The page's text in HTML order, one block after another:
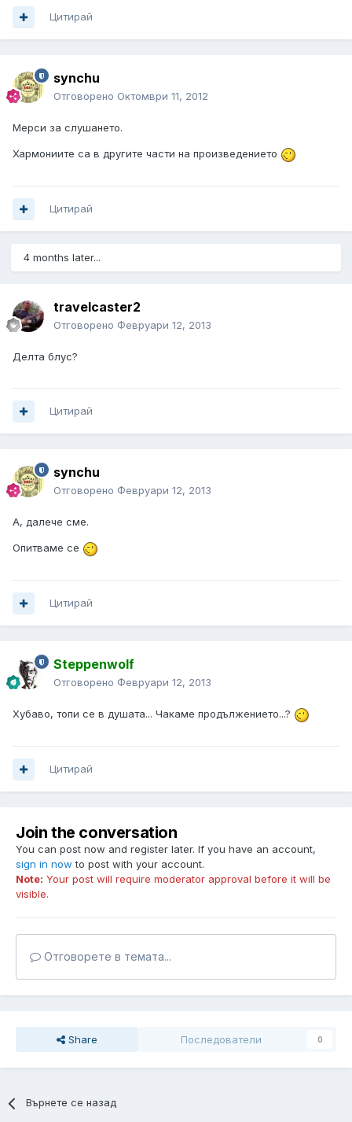
Цитирай
synchu
Отговорено Октомври 11, 2012
Мерси за слушането.
Хармониите са в другите части на произведението
Цитирай
4 months later...
travelcaster2
Отговорено Февруари 12, 2013
Делта блус?
Цитирай
synchu
Отговорено Февруари 12, 2013
A, далече сме.
Опитваме се
Цитирай
Steppenwolf
Отговорено Февруари 12, 2013
Хубаво, топи се в душата... Чакаме продължението...?
Цитирай
Join the conversation
You can post now and register later. If you have an account,
sign in now to post with your account.
Note: Your post will require moderator approval before it will be
visible.
Отговорете в темата...
Share Последователи 0
Върнете се назад